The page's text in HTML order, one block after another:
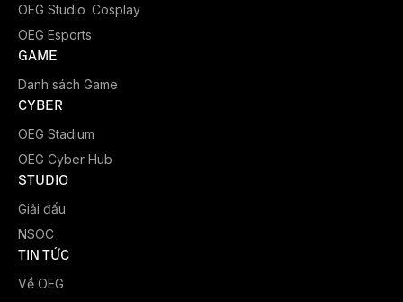
OEG Studio
OEG Esports
Cosplay
GAME
Danh sách Game
CYBER
OEG Stadium
OEG Cyber Hub
STUDIO
Giải đấu
NSOC
TIN TỨC
Về OEG